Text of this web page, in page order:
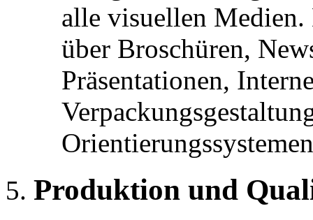
alle visuellen
über Broschüren,
Präsentationen,
Produktion und